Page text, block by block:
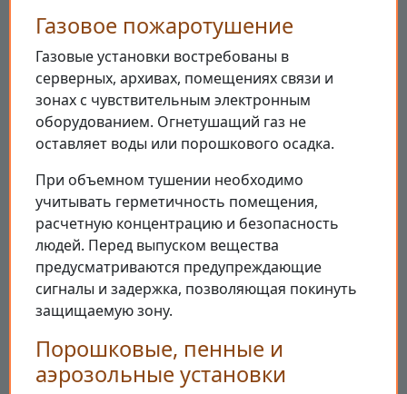
Газовое пожаротушение
Газовые установки востребованы в
серверных, архивах, помещениях связи и
зонах с чувствительным электронным
оборудованием. Огнетушащий газ не
оставляет воды или порошкового осадка.
При объемном тушении необходимо
учитывать герметичность помещения,
расчетную концентрацию и безопасность
людей. Перед выпуском вещества
предусматриваются предупреждающие
сигналы и задержка, позволяющая покинуть
защищаемую зону.
Порошковые, пенные и
аэрозольные установки